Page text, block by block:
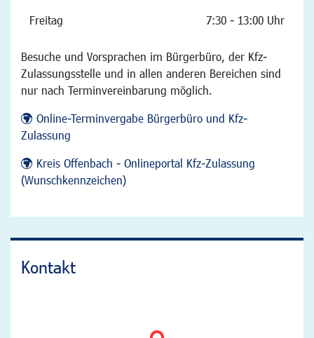
Freitag 7:30 - 13:00 Uhr
Besuche und Vorsprachen im Bürgerbüro, der Kfz-
Zulassungsstelle und in allen anderen Bereichen sind
nur nach Terminvereinbarung möglich.
Online-Terminvergabe Bürgerbüro und Kfz-
Zulassung
Kreis Offenbach - Onlineportal Kfz-Zulassung
(Wunschkennzeichen)
Kontakt